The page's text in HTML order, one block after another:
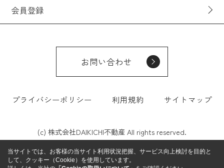
会員登録
お問い合わせ
プライバシーポリシー 利用規約 サイトマップ
(c) 株式会社DAIKICHI不動産 All rights reserved.
当サイトでは、お客様の当サイト利用状況把握、サービス向上検討を目的と
して、クッキー（Cookie）を使用しています。